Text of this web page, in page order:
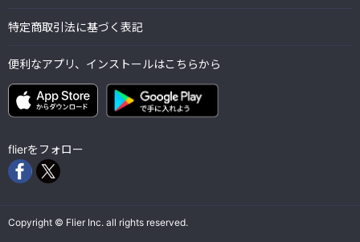
特定商取引法に基づく表記
便利なアプリ、インストールはこちらから
flierをフォロー
Copyright © Flier Inc. all rights reserved.